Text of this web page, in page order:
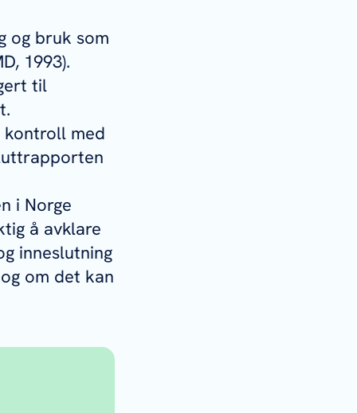
og bruk som
1993).
til
kontroll med
i Norge
å avklare
inneslutning
om det kan